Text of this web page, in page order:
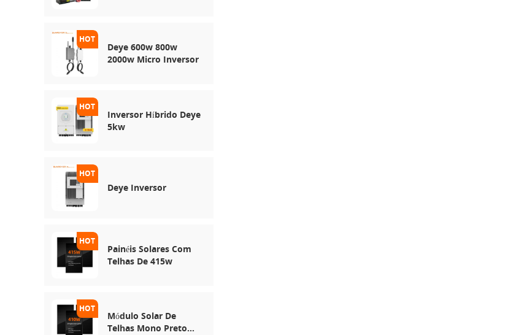
Deye 600w 800w
2000w Micro Inversor
Inversor Híbrido Deye
5kw
Deye Inversor
Painéis Solares Com
Telhas De 415w
Módulo Solar De
Telhas Mono Preto